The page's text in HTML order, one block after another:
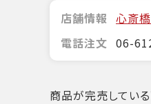
店舗情報 心斎
電話注文 06-
商品が完売してい